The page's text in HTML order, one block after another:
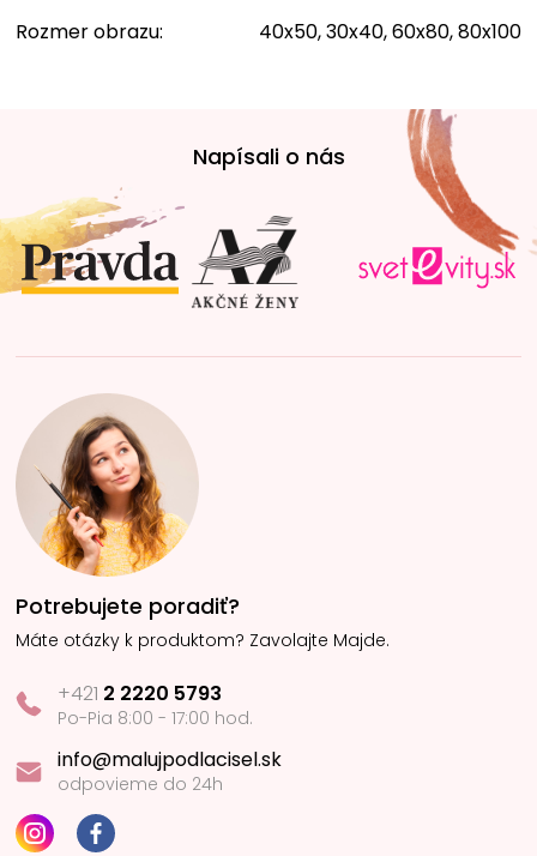
Rozmer obrazu: 40x50, 30x40, 60x80, 80x100
t
i
e
Napísali o nás
Potrebujete poradiť?
Máte otázky k produktom? Zavolajte Majde.
+421 2 2220 5793
Po-Pia 8:00 - 17:00 hod.
info@malujpodlacisel.sk
odpovieme do 24h